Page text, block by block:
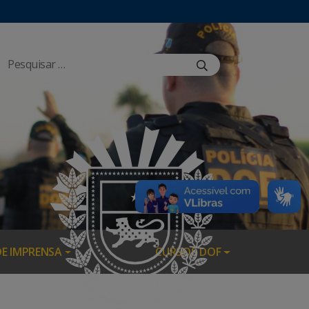
IMPRENSA CURSOS DOF